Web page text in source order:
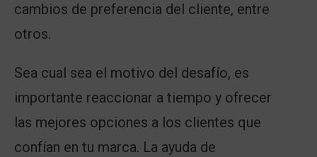
cambios de preferencia del cliente, entre
otros.
Sea cual sea el motivo del desafío, es
importante reaccionar a tiempo y ofrecer
las mejores opciones a los clientes que
confían en tu marca. La ayuda de